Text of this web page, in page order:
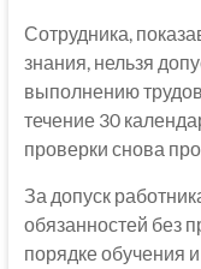
Сотрудника,
знания, нельзя
выполнению
течение 30
проверки снова
За допуск
обязанностей без
порядке обучения